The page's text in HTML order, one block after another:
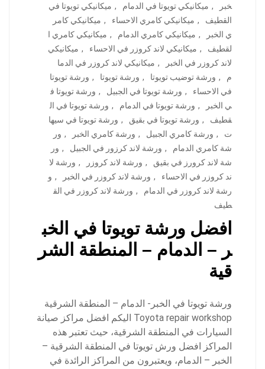
خبر
, ميكانيكي تويوتا في الدمام , ميكانيكي تويوتا في
القطيف
, ميكانيكي كامري الاحساء , ميكانيكي كامر
ي الخبر
, ميكانيكي كامري الدمام , ميكانيكي كامري ا
لقطيف
, ميكانيكي لاند كروزر في الاحساء , ميكانيكي
لاند كروزر في الخبر
, ميكانيكي لاند كروزر في الدما
م
, ورشة توضيب تويوتا , ورشة تويوتا , ورشة تويوتا
في الاحساء
, ورشة تويوتا في الجبيل , ورشة تويوتا ف
ي الخبر
, ورشة تويوتا في الدمام , ورشة تويوتا في ال
قطيف
, ورشة تويوتا في بقيق , ورشة تويوتا في سيها
ت
, ورشة كامري الجبيل , ورشة كامري الخبر , ور
شة كامري الدمام
, ورشة لاند كرزور في الجبيل , ور
شة لاند كرورز في بقيق
, ورشة لاند كروزر , ورشة لا
ند كروزر في الاحساء
, ورشة لاند كروزر في الخبر , و
رشة لاند كروزر في الدمام
, ورشة لاند كروزر في الق
طيف
افضل ورشة تويوتا في الخب
ر – الدمام – المنطقة الشر
قية
ورشة تويوتا في الخبر- الدمام – المنطقة الشرقية
Toyota repair workshop اليكم افضل مراكز صيانة
السيارات في المنطقة الشرقية، حيث تعتبر هذه
المراكز افضل ورش تويوتا في المنطقة الشرقية –
الخبر – الدمام، ويعتبرون من المراكز الرائدة في